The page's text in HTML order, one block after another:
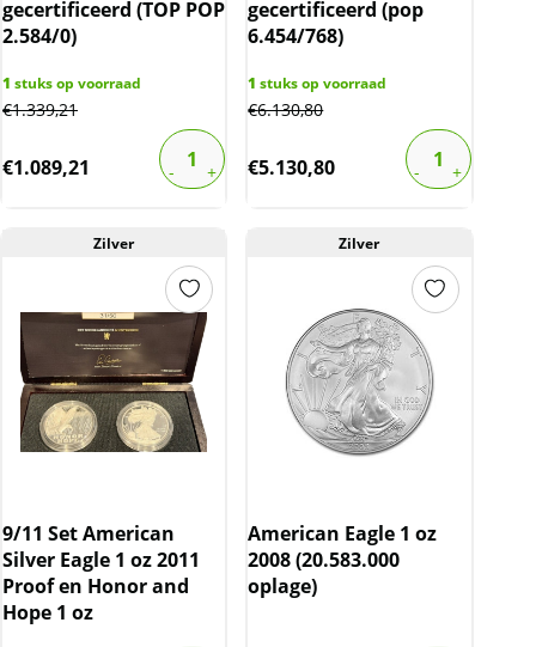
gecertificeerd (TOP POP
2.584/0)
1 stuks op voorraad
€1.339,21
€1.089,21
gecertificeerd (pop
6.454/768)
1 stuks op voorraad
€6.130,80
€5.130,80
Zilver
9/11 Set American
Silver Eagle 1 oz 2011
Proof en Honor and
Hope 1 oz
Zilver
American Eagle 1 oz
2008 (20.583.000
oplage)